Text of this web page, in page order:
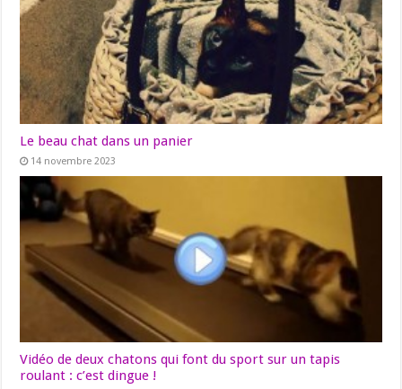
Le beau chat dans un panier
14 novembre 2023
Vidéo de deux chatons qui font du sport sur un tapis
roulant : c’est dingue !